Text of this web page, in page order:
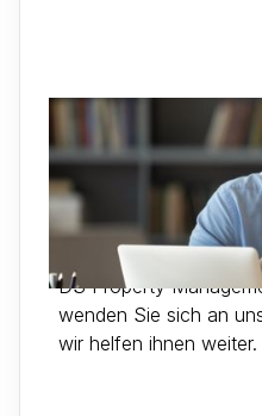
Gastgeber-
Sie möchten Ihre
machen oder haben
DS Property
wenden Sie sich an
wir helfen ihnen weiter.